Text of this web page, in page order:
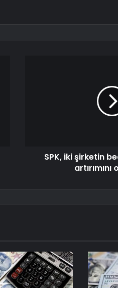
SPK, iki şirketin
artırımını